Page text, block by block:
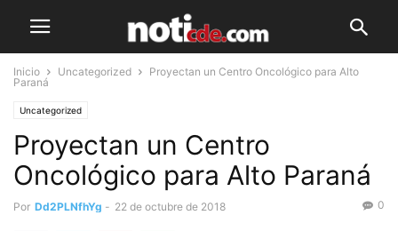
Inicio Uncategorized
Proyectan un Centro Oncológico para Alto
Paraná
Uncategorized
Proyectan un Centro
Oncológico para Alto Paraná
Por Dd2PLNfhYg - 22 de octubre de 2018 0